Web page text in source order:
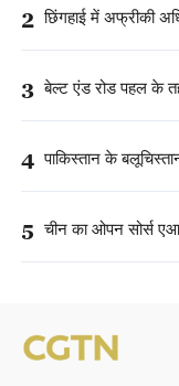
2 छिंगहाई में अफ्रीकी
3 बेल्ट एंड रोड पहल के
4 पाकिस्तान के
5 चीन का ओपन सोर्स